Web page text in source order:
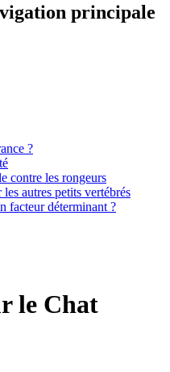
principale
?
contre les rongeurs
autres petits vertébrés
facteur déterminant ?
le Chat